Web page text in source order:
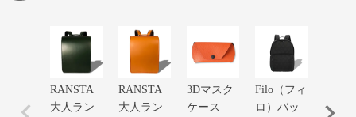
RANSTA
大人ラン
RANSTA
大人ラン
3Dマスク
ケース
Filo（フィ
ロ）バッ
ーレ